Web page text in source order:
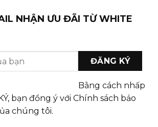
NHẬN ƯU ĐÃI TỪ WHITE
Bằng cách nhấp
bạn đồng ý với Chính sách bảo
chúng tôi.